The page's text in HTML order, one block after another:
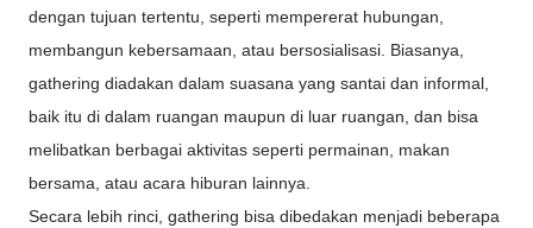
dengan tujuan tertentu, seperti mempererat hubungan,
membangun kebersamaan, atau bersosialisasi. Biasanya,
gathering diadakan dalam suasana yang santai dan informal,
baik itu di dalam ruangan maupun di luar ruangan, dan bisa
melibatkan berbagai aktivitas seperti permainan, makan
bersama, atau acara hiburan lainnya.
Secara lebih rinci, gathering bisa dibedakan menjadi beberapa